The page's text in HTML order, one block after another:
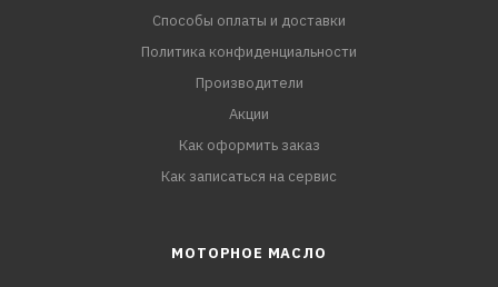
Способы оплаты и доставки
Политика конфиденциальности
Производители
Акции
Как оформить заказ
Как записаться на сервис
МОТОРНОЕ МАСЛО